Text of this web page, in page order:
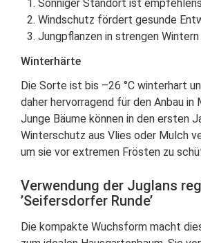
Sonniger Standort ist
Windschutz fördert gesunde
Jungpflanzen in strengen
Winterhärte
Die Sorte ist bis –26 °C winterhart
daher hervorragend für den Anbau in
Junge Bäume können in den ersten
Winterschutz aus Vlies oder Mulch
um sie vor extremen Frösten zu
Verwendung der Juglans
’Seifersdorfer Runde’
Die kompakte Wuchsform macht